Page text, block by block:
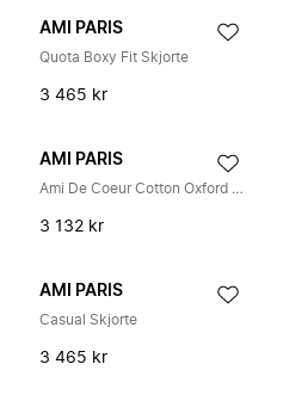
AMI PARIS
Quota Boxy Fit Skjorte
3 465 kr
AMI PARIS
Ami De Coeur Cotton Oxford Skjorte
3 132 kr
AMI PARIS
Casual Skjorte
3 465 kr